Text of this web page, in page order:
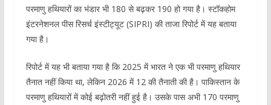
परमाणु हथियारों का भंडार भी 180 से बढ़कर 190 हो गया है। स्टॉकहोम
इंटरनेशनल पीस रिसर्च इंस्टीट्यूट (SIPRI) की ताजा रिपोर्ट में यह बताया
गया है।
रिपोर्ट में यह भी बताया गया है कि 2025 में भारत ने एक भी परमाणु हथियार
तैनात नहीं किया था, लेकिन 2026 में 12 की तैनाती की है। पाकिस्तान के
परमाणु हथियारों में कोई बढ़ोतरी नहीं हुई है। उसके पास अभी 170 परमाणु